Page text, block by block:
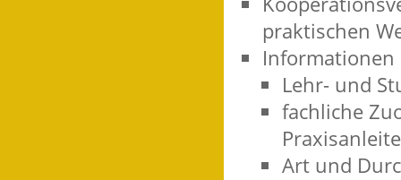
praktischen
Informationen
Lehr- und
fachliche
Art und